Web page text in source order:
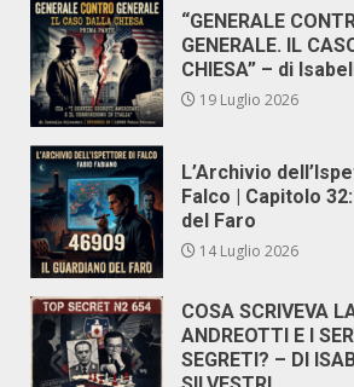
“GENERALE
GENERALE. IL
CHIESA” – di
19 Luglio 2026
L’Archivio
Falco | Capitolo
del Faro
14 Luglio 2026
COSA SCRIVEVA
ANDREOTTI E I
SEGRETI? – DI